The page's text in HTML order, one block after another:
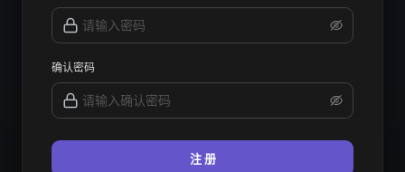
确认密码
注 册